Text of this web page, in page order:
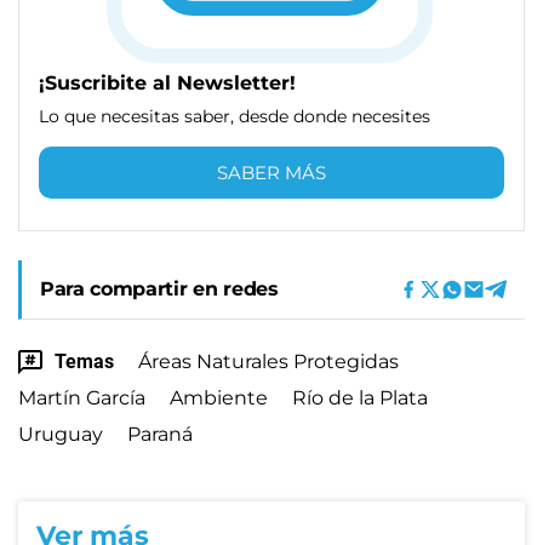
¡Suscribite al Newsletter!
Lo que necesitas saber, desde donde necesites
SABER MÁS
Para compartir en redes
Temas
Áreas Naturales Protegidas
Martín García
Ambiente
Río de la Plata
Uruguay
Paraná
Ver más